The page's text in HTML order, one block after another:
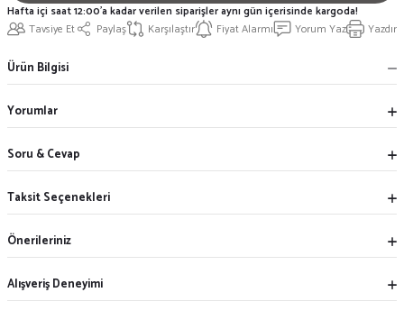
Tavsiye Et Paylaş Karşılaştır Fiyat Alarmı Yorum Yaz Yazdır
Hafta içi saat 12:00'a kadar verilen siparişler aynı gün içerisinde kargoda!
Ürün Bilgisi
Yorumlar
Soru & Cevap
Taksit Seçenekleri
Önerileriniz
Alışveriş Deneyimi